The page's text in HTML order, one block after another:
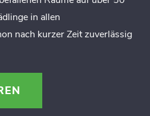
in allen
nach kurzer Zeit zuverlässig